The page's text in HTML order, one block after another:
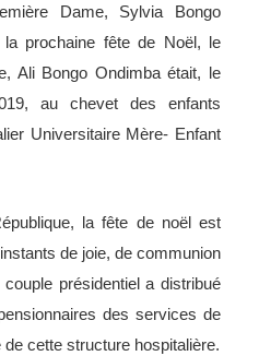
Dame, Sylvia Bongo
prochaine fête de Noël, le
Ali Bongo Ondimba était, le
au chevet des enfants
Universitaire Mère- Enfant
la fête de noël est
de joie, de communion
présidentiel a distribué
des services de
cette structure hospitalière.